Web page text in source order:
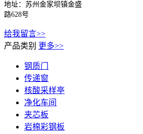
地址：苏州金家坝镇金盛
路628号
给我留言>>
产品类别 更多>>
钢质门
传递窗
核酸采样亭
净化车间
夹芯板
岩棉彩钢板